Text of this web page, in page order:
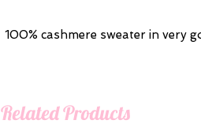
100% cashmere sweater in very
Related Products